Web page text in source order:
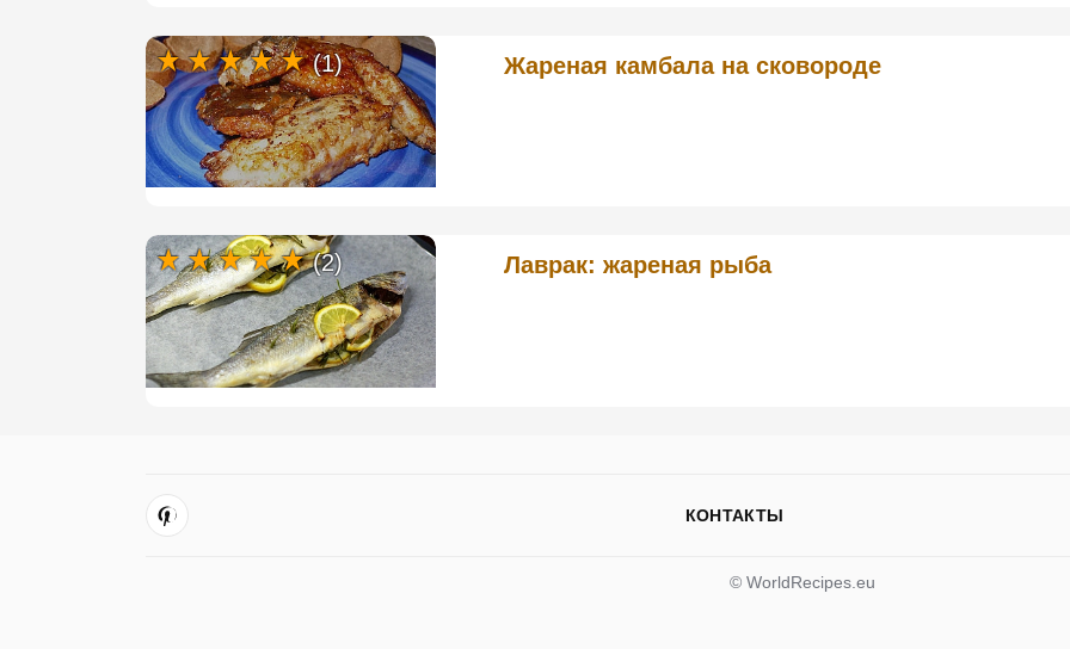
Жареная камбала на сковороде
(1)
Лаврак: жареная рыба
(2)
КОНТАКТЫ
© WorldRecipes.eu